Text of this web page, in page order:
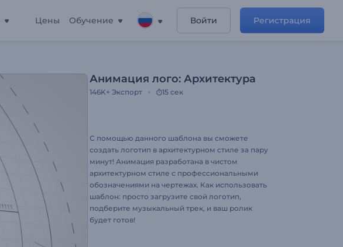
Цены Обучение Войти Регистрация
Анимация лого: Архитектура
146K+ Экспорт 15 сек
С помощью данного шаблона вы сможете
создать логотип в архитектурном стиле за пару
минут! Анимация разработана в чистом
архитектурном стиле с профессиональными
обозначениями на чертежах. Как использовать
шаблон: просто загрузите свой логотип,
подберите музыкальный трек, и ваш ролик
будет готов!